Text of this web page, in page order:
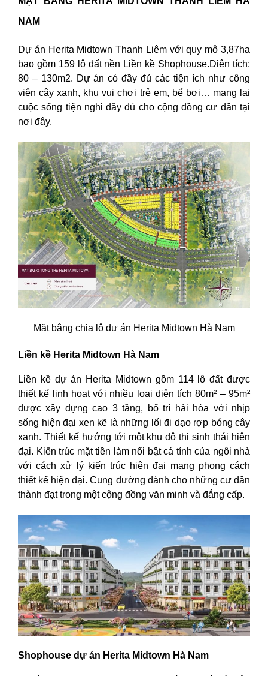
NAM
Dự án Herita Midtown Thanh Liêm với quy mô 3,87ha
bao gồm 159 lô đất nền Liền kề Shophouse.Diện tích:
80 – 130m2. Dự án có đầy đủ các tiện ích như công
viên cây xanh, khu vui chơi trẻ em, bể bơi… mang lại
cuộc sống tiện nghi đầy đủ cho cộng đồng cư dân tại
nơi đây.
Mặt bằng chia lô dự án Herita Midtown Hà Nam
Liền kề Herita Midtown Hà Nam
Liền kề dự án Herita Midtown gồm 114 lô đất được
thiết kế linh hoạt với nhiều loại diện tích 80m² – 95m²
được xây dựng cao 3 tầng, bố trí hài hòa với nhịp
sống hiện đại xen kẽ là những lối đi dạo rợp bóng cây
xanh. Thiết kế hướng tới một khu đô thị sinh thái hiện
đại. Kiến trúc mặt tiền làm nổi bật cá tính của ngôi nhà
với cách xử lý kiến ​​trúc hiện đại mang phong cách
thiết kế hiện đại. Cung đường dành cho những cư dân
thành đạt trong một cộng đồng văn minh và đẳng cấp.
Shophouse dự án Herita Midtown Hà Nam